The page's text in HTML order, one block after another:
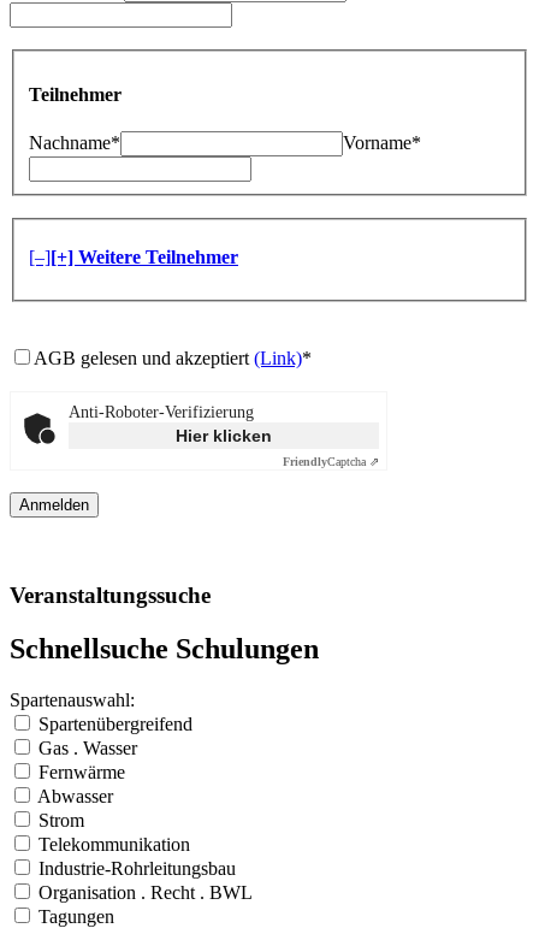
Teilnehmer
Nachname* Vorname*
[–][+] Weitere Teilnehmer
AGB gelesen und akzeptiert (Link)*
Anti-Roboter-Verifizierung
Hier klicken
FriendlyCaptcha ⇗
Veranstaltungssuche
Schnellsuche Schulungen
Spartenauswahl:
Spartenübergreifend
Gas . Wasser
Fernwärme
Abwasser
Strom
Telekommunikation
Industrie-Rohrleitungsbau
Organisation . Recht . BWL
Tagungen